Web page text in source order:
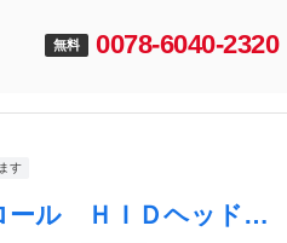
無料 0078-6040-2320
す
トゥインゴ ゼン ＭＴ車 クルーズコントロール ＨＩＤヘッドライト アイドリングストップ 横滑り防止装置 ＥＴＣ車載器 ＵＳＢ接続 禁煙車 キーレスエントリー ２スピーカー